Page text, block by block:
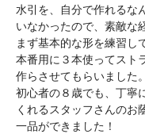
水引を、自分で作れるな
いなかったので、素敵な
まず基本的な形を練習し
本番用に３本使ってスト
作らさせてもらいました。
初心者の８歳でも、丁寧
くれるスタッフさんのお
一品ができました！